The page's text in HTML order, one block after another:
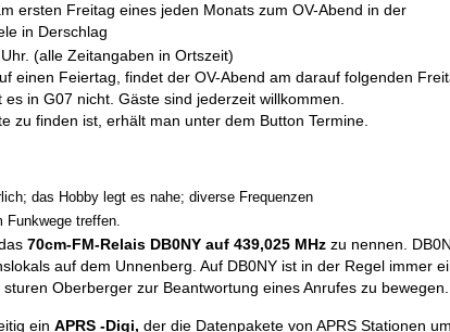
ersten Freitag eines jeden Monats zum OV-Abend in der
in Derschlag
(alle Zeitangaben in Ortszeit)
einen Feiertag, findet der OV-Abend am darauf folgenden
in G07 nicht. Gäste sind jederzeit willkommen.
zu finden ist, erhält man unter dem Button Termine.
das Hobby legt es nahe; diverse Frequenzen
Funkwege treffen.
70cm-FM-Relais DB0NY auf 439,025 MHz zu nennen.
auf dem Unnenberg. Auf DB0NY ist in der Regel immer
sturen Oberberger zur Beantwortung eines Anrufes zu
ein APRS -Digi, der die Datenpakete von APRS Stationen